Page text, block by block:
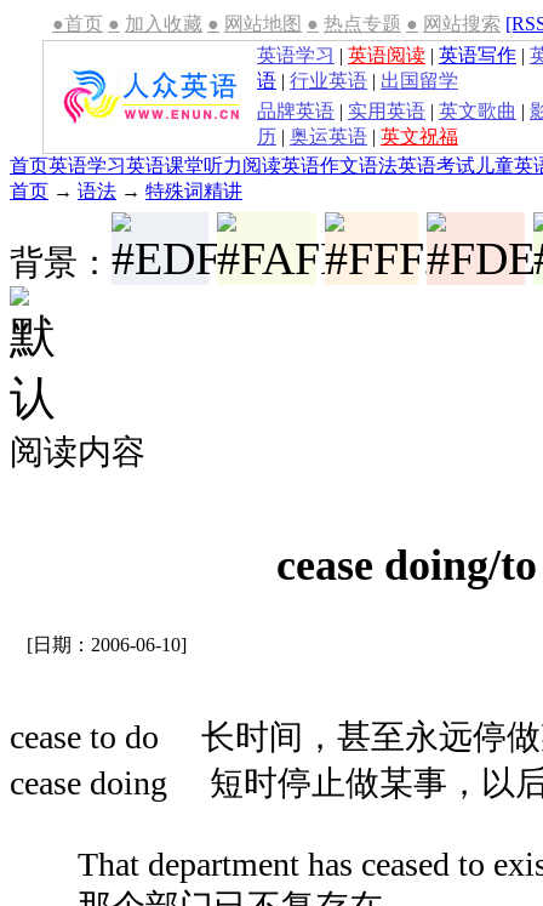
●首页 ● 加入收藏 ● 网站地图 ● 热点专题 ● 网站搜索
英语学习 | 英语阅读 | 英语写作 |
语 | 行业英语 | 出国留学
品牌英语 | 实用英语 | 英文歌曲 |
历 | 奥运英语 | 英文祝福
首页英语学习英语课堂听力阅读英语作文语法英语考试 儿童英
首页 → 语法 → 特殊词精讲
背景：
阅读内容
cease doing/
[日期：2006-06-10]
cease to do 长时间，甚至永远停
cease doing 短时停止做某事，以
That department has ceased to